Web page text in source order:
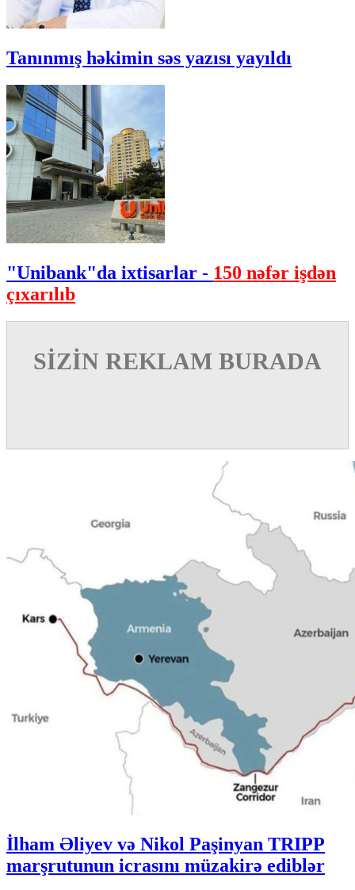
Tanınmış həkimin səs yazısı yayıldı
"Unibank"da ixtisarlar - 150 nəfər işdən
çıxarılıb
SİZİN REKLAM BURADA
İlham Əliyev və Nikol Paşinyan TRIPP
marşrutunun icrasını müzakirə ediblər